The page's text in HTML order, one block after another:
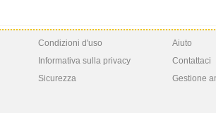
Condizioni d'uso
Informativa sulla privacy
Sicurezza
Aiuto
Contattaci
Gestione